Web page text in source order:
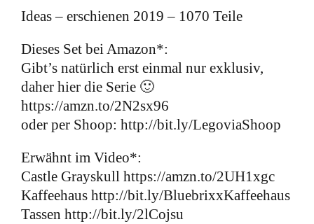
Ideas – erschienen 2019 – 1070 Teile
Dieses Set bei Amazon*:
Gibt’s natürlich erst einmal nur exklusiv,
daher hier die Serie 🙂
https://amzn.to/2N2sx96
oder per Shoop: http://bit.ly/LegoviaShoop
Erwähnt im Video*:
Castle Grayskull https://amzn.to/2UH1xgc
Kaffeehaus http://bit.ly/BluebrixxKaffeehaus
Tassen http://bit.ly/2lCojsu